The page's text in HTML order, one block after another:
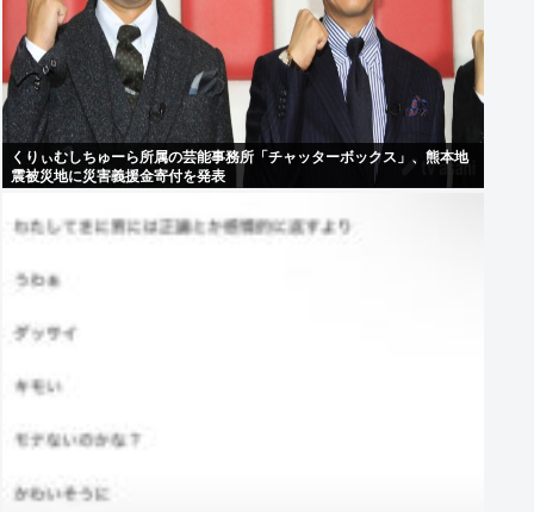
くりぃむしちゅーら所属の芸能事務所「チャッターボックス」、熊本地
震被災地に災害義援金寄付を発表